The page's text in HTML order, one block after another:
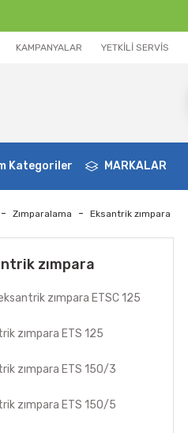
KAMPANYALAR YETKİLİ SERVİS
Kategoriler MARKALAR
Zımparalama Eksantrik zımpara
zımpara
zımpara ETSC 125
zımpara ETS 125
zımpara ETS 150/3
zımpara ETS 150/5